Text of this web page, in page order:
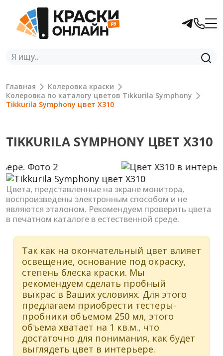
Главная
Колеровка краски
Колеровка по каталогу цветов Tikkurila Symphony
Tikkurila Symphony цвет X310
TIKKURILA SYMPHONY ЦВЕТ X310
Previous Next
Цвета, представленные на экране монитора,
воспроизведены электронным способом и не
являются эталоном. Рекомендуем проверить цвета
в печатном каталоге в естественной среде.
Так как на окончательный цвет влияет
освещение, основание под окраску,
степень блеска краски. Мы
рекомендуем сделать пробный
выкрас в Ваших условиях. Для этого
предлагаем приобрести тестеры-
пробники объемом 250 мл, этого
объема хватает на 1 кв.м., что
достаточно для понимания, как будет
выглядеть цвет в интерьере.